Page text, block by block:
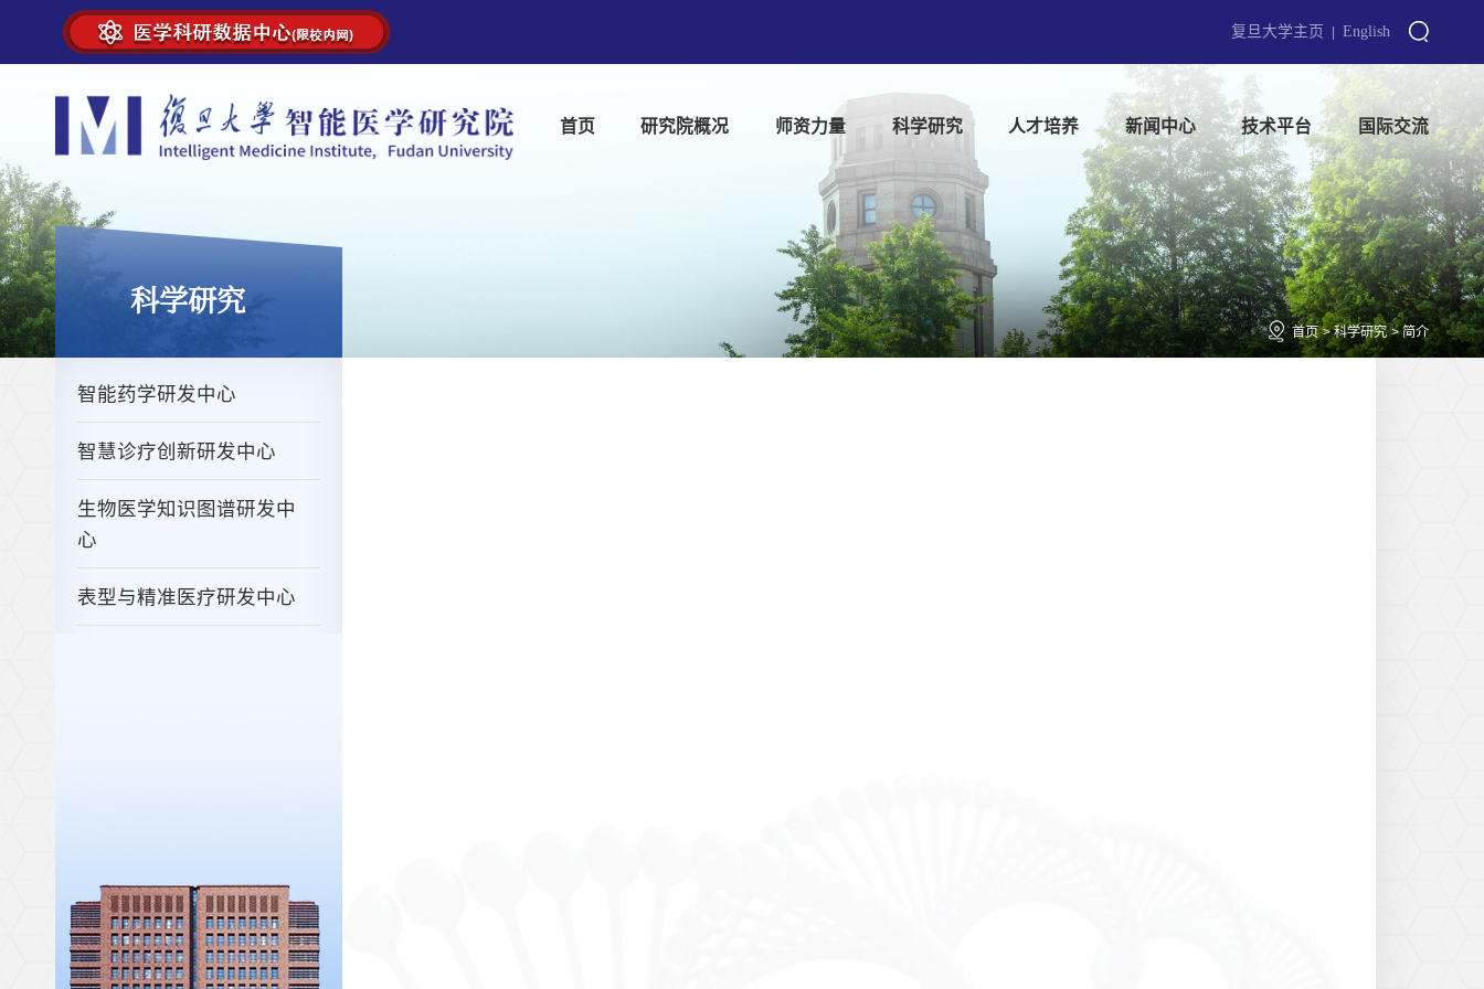
复旦大学主页 English
首页 研究院概况 师资力量 科学研究 人才培养 新闻中心 技术平台 国际交流
科学研究
首页 > 科学研究 > 简介
智能药学研发中心
智慧诊疗创新研发中心
生物医学知识图谱研发中
心
表型与精准医疗研发中心